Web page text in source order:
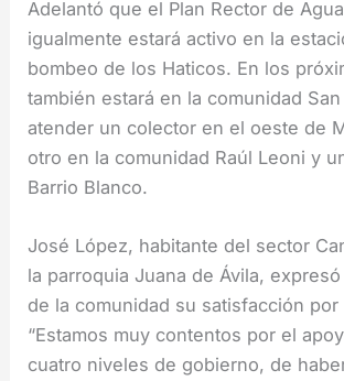
Adelantó que el Plan Rector de
igualmente estará activo en la
bombeo de los Haticos. En los
también estará en la comunidad
atender un colector en el oeste de
otro en la comunidad Raúl Leoni y
Barrio Blanco.
José López, habitante del sector
la parroquia Juana de Ávila,
de la comunidad su satisfacción por
“Estamos muy contentos por el
cuatro niveles de gobierno, de